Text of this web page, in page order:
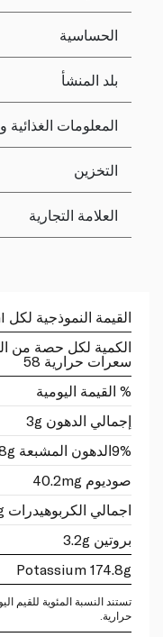
الحساسية
بلد المنشأ
المعلومات
التخزين
العلامة التجارية
القيمة النموذجية لكل 100ml
الكمية لكل حصة من
سعرات حرارية 58
% القيمة اليومية
إجمالي الدهون 3g
الدهون المشبعة 1.8g9%
صوديوم 40.2mg
اجمالي الكربوهيدرات 4.5g
بروتين 3.2g
Potassium 174.8g
حرارية.